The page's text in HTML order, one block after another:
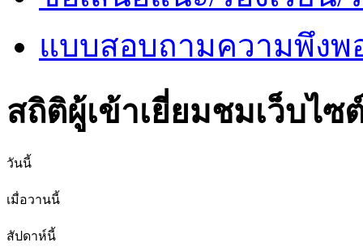
แบบสอบถามความพึงพ
สถิติผู้เข้าเยี่ยมชมเว็บไซ
วันนี้
เมื่อวานนี้
สัปดาห์นี้